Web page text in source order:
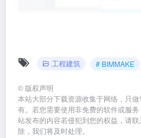
工程建筑 # BIMMAKE
© 版权声明
本站大部分下载资源收集于网络，只
有。若您需要使用非免费的软件或服
站发布的内容若侵犯到您的权益，请
除，我们将及时处理。